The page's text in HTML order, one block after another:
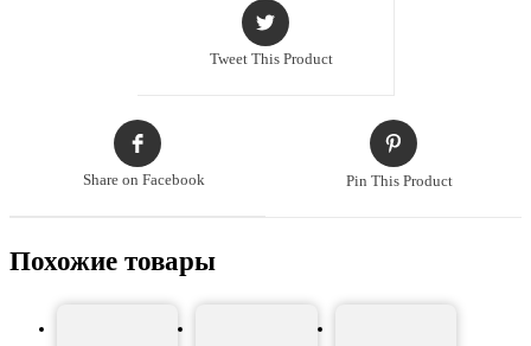
Tweet This Product
Share on Facebook Pin This Product
Похожие товары